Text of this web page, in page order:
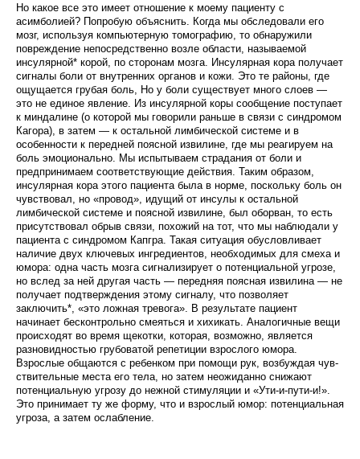
Но какое все это имеет отношение к моему пациенту с
асимболией? Попробую объяснить. Когда мы обследовали его
мозг, используя компьютерную то­мографию, то обнаружили
повреждение непосред­ственно возле области, называемой
инсулярной* ко­рой, по сторонам мозга. Инсулярная кора получает
сигналы боли от внутренних органов и кожи. Это те районы, где
ощущается грубая боль, Но у боли су­ществует много слоев —
это не единое явление. Из инсулярной коры сообщение поступает
к миндалине (о которой мы говорили раньше в связи с синдромом
Кагора), в затем — к остальной лимбической системе и в
особенности к передней поясной изви­лине, где мы реагируем на
боль эмоционально. Мы испытываем страдания от боли и
предпринимаем соответствующие действия. Таким образом,
инсулярная кора этого пациента была в норме, поскольку боль он
чувствовал, но «провод», идущий от инсулы к остальной
лимбической системе и поясной из­вилине, был оборван, то есть
присутствовал обрыв связи, похожий на тот, что мы наблюдали у
паци­ента с синдромом Капгра. Такая ситуация обуслов­ливает
наличие двух ключевых ингредиентов, необ­ходимых для смеха и
юмора: одна часть мозга сигна­лизирует о потенциальной угрозе,
но вслед за ней другая часть — передняя поясная извилина — не
по­лучает подтверждения этому сигналу, что позволяет
заключить*, «это ложная тревога». В результате паци­ент
начинает бесконтрольно смеяться и хихикать. Аналогичные вещи
происходят во время щекотки, которая, возможно, является
разновидностью грубо­ватой репетиции взрослого юмора.
Взрослые обща­ются с ребенком при помощи рук, возбуждая чув­
ствительные места его тела, но затем неожиданно снижают
потенциальную угрозу до нежной стимуля­ции и «Ути-и-пути-и!».
Это принимает ту же форму, что и взрослый юмор: потенциальная
угроза, а затем ослабление.